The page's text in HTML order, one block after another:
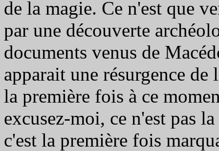
de la magie. Ce n'est que
par une découverte
documents venus de
apparait une résurgence
la première fois à ce
excusez-moi, ce n'est pas
c'est la première fois